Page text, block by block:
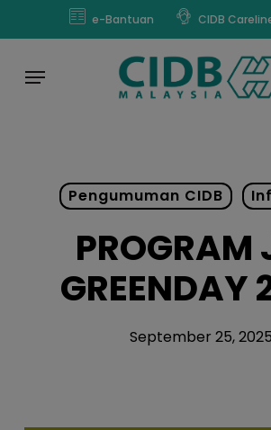
content
e-Bantuan CIDB
Menu
Pengumuman CIDB
PROGRAM
GREENDAY
September 25, 2025